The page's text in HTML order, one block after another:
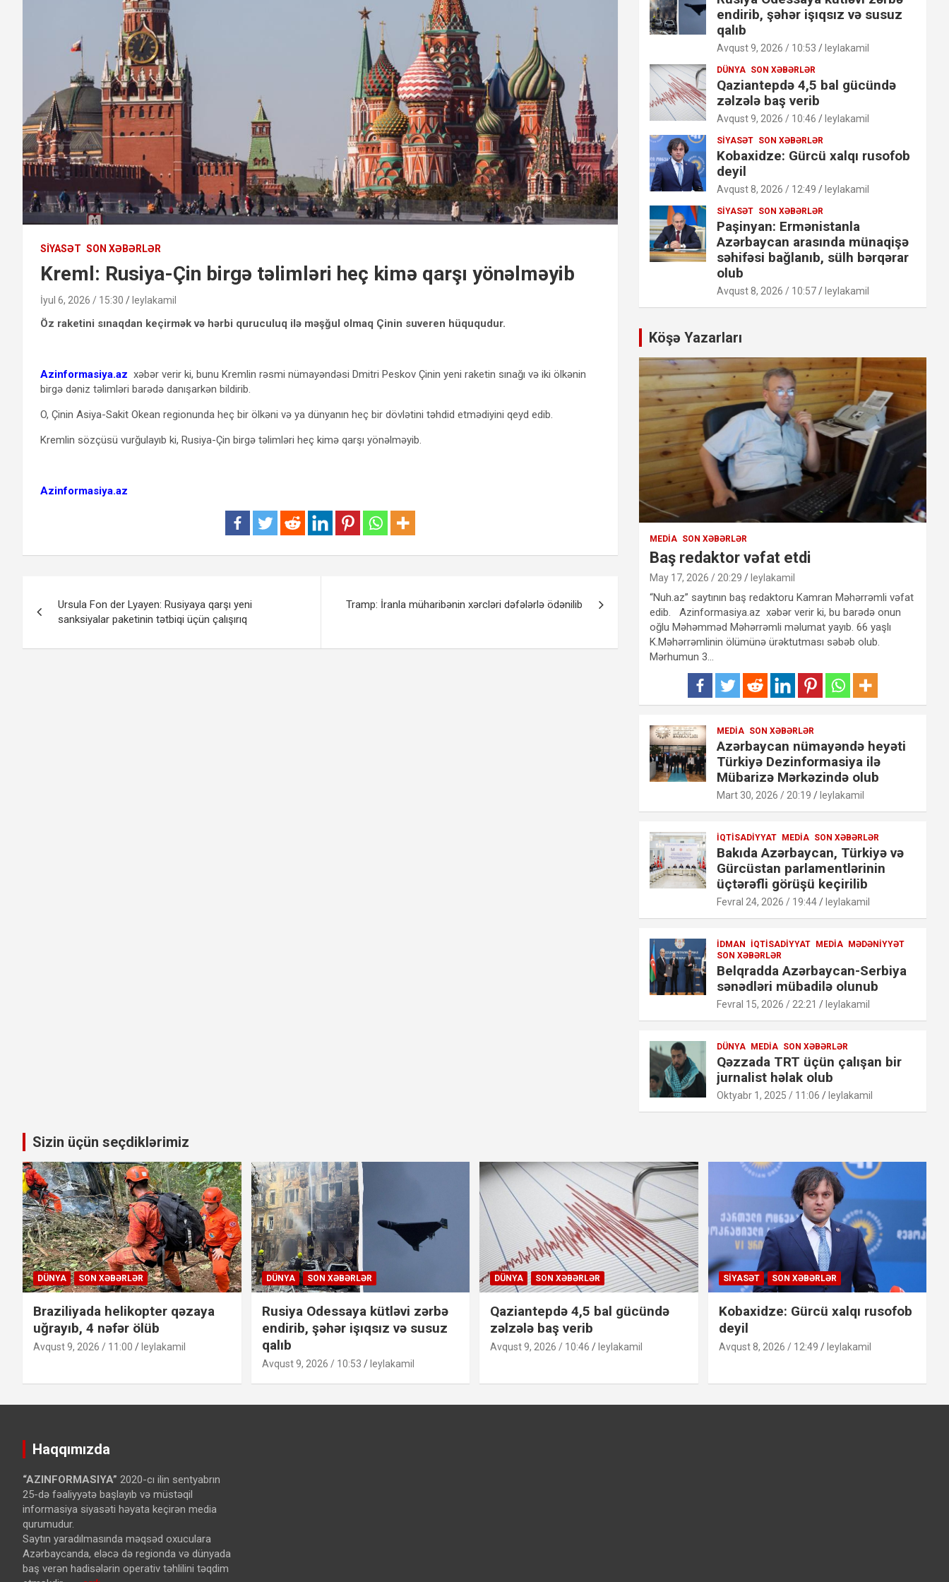
SIYASƏT SON XƏBƏRLƏR
Kreml: Rusiya-Çin birgə təlimləri heç kimə qarşı yönəlməyib
İyul 6, 2026 / 15:30 leylakamil
Öz raketini sınaqdan keçirmək və hərbi quruculuq ilə məşğul olmaq Çinin suveren hüququdur.
Azinformasiya.az xəbər verir ki, bunu Kremlin rəsmi nümayəndəsi Dmitri Peskov Çinin yeni raketin sınağı və iki ölkənin
birgə dəniz təlimləri barədə danışarkən bildirib.
O, Çinin Asiya-Sakit Okean regionunda heç bir ölkəni və ya dünyanın heç bir dövlətini təhdid etmədiyini qeyd edib.
Kremlin sözçüsü vurğulayıb ki, Rusiya-Çin birgə təlimləri heç kimə qarşı yönəlməyib.
Azinformasiya.az
naviqasiyası
Ursula Fon der Lyayen: Rusiyaya qarşı yeni
sanksiyalar paketinin tətbiqi üçün çalışırıq
Tramp: İranla müharibənin xərcləri dəfələrlə ödənilib
endirib, şəhər işıqsız və susuz
qalıb
Avqust 9, 2026 / 10:53 leylakamil
DÜNYA SON XƏBƏRLƏR
Qaziantepdə 4,5 bal gücündə
zəlzələ baş verib
Avqust 9, 2026 / 10:46 leylakamil
SIYASƏT SON XƏBƏRLƏR
Kobaxidze: Gürcü xalqı rusofob
deyil
Avqust 8, 2026 / 12:49 leylakamil
SIYASƏT SON XƏBƏRLƏR
Paşinyan: Ermənistanla
Azərbaycan arasında münaqişə
səhifəsi bağlanıb, sülh bərqərar
olub
Avqust 8, 2026 / 10:57 leylakamil
Köşə Yazarları
MEDIA SON XƏBƏRLƏR
Baş redaktor vəfat etdi
May 17, 2026 / 20:29 leylakamil
“Nuh.az” saytının baş redaktoru Kamran Məhərrəmli vəfat
edib. Azinformasiya.az xəbər verir ki, bu barədə onun
oğlu Məhəmməd Məhərrəmli məlumat yayıb. 66 yaşlı
K.Məhərrəmlinin ölümünə ürəktutması səbəb olub.
Mərhumun 3…
MEDIA SON XƏBƏRLƏR
Azərbaycan nümayəndə heyəti
Türkiyə Dezinformasiya ilə
Mübarizə Mərkəzində olub
Mart 30, 2026 / 20:19 leylakamil
İQTISADIYYAT MEDIA SON XƏBƏRLƏR
Bakıda Azərbaycan, Türkiyə və
Gürcüstan parlamentlərinin
üçtərəfli görüşü keçirilib
Fevral 24, 2026 / 19:44 leylakamil
İDMAN İQTISADIYYAT MEDIA MƏDƏNIYYƏT
SON XƏBƏRLƏR
Belqradda Azərbaycan-Serbiya
sənədləri mübadilə olunub
Fevral 15, 2026 / 22:21 leylakamil
DÜNYA MEDIA SON XƏBƏRLƏR
Qəzzada TRT üçün çalışan bir
jurnalist həlak olub
Oktyabr 1, 2025 / 11:06 leylakamil
Sizin üçün seçdiklərimiz
DÜNYA SON XƏBƏRLƏR
Braziliyada helikopter qəzaya
uğrayıb, 4 nəfər ölüb
Avqust 9, 2026 / 11:00 leylakamil
DÜNYA SON XƏBƏRLƏR
Rusiya Odessaya kütləvi zərbə
endirib, şəhər işıqsız və susuz
qalıb
Avqust 9, 2026 / 10:53 leylakamil
DÜNYA SON XƏBƏRLƏR
Qaziantepdə 4,5 bal gücündə
zəlzələ baş verib
Avqust 9, 2026 / 10:46 leylakamil
SIYASƏT SON XƏBƏRLƏR
Kobaxidze: Gürcü xalqı rusofob
deyil
Avqust 8, 2026 / 12:49 leylakamil
Haqqımızda
“AZINFORMASIYA” 2020-cı ilin sentyabrın
25-də fəaliyyətə başlayıb və müstəqil
informasiya siyasəti həyata keçirən media
qurumudur.
Saytın yaradılmasında məqsəd oxuculara
Azərbaycanda, eləcə də regionda və dünyada
baş verən hadisələrin operativ təhlilini təqdim